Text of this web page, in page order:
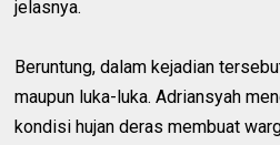
jelasnya.
Beruntung, dalam kejadian
maupun luka-luka. Adriansyah
kondisi hujan deras membuat